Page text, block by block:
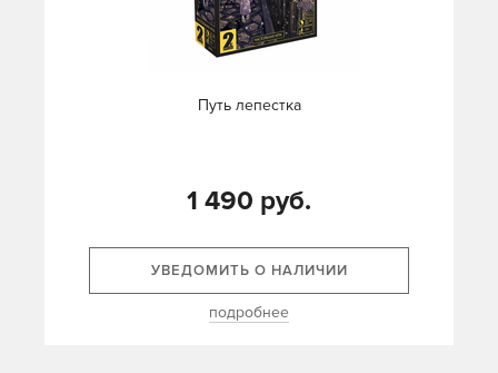
Путь лепестка
1 490 руб.
УВЕДОМИТЬ О НАЛИЧИИ
подробнее